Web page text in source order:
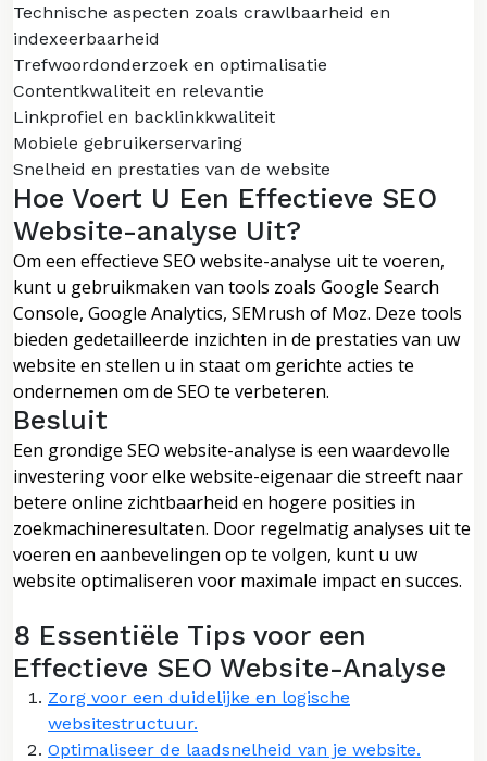
Technische aspecten zoals crawlbaarheid en
indexeerbaarheid
Trefwoordonderzoek en optimalisatie
Contentkwaliteit en relevantie
Linkprofiel en backlinkkwaliteit
Mobiele gebruikerservaring
Snelheid en prestaties van de website
Hoe Voert U Een Effectieve SEO
Website-analyse Uit?
Om een effectieve SEO website-analyse uit te voeren,
kunt u gebruikmaken van tools zoals Google Search
Console, Google Analytics, SEMrush of Moz. Deze tools
bieden gedetailleerde inzichten in de prestaties van uw
website en stellen u in staat om gerichte acties te
ondernemen om de SEO te verbeteren.
Besluit
Een grondige SEO website-analyse is een waardevolle
investering voor elke website-eigenaar die streeft naar
betere online zichtbaarheid en hogere posities in
zoekmachineresultaten. Door regelmatig analyses uit te
voeren en aanbevelingen op te volgen, kunt u uw
website optimaliseren voor maximale impact en succes.
8 Essentiële Tips voor een
Effectieve SEO Website-Analyse
Zorg voor een duidelijke en logische
websitestructuur.
Optimaliseer de laadsnelheid van je website.